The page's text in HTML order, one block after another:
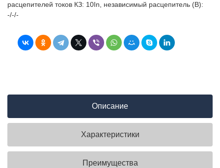
расцепителей токов КЗ: 10In, независимый расцепитель (В):
-/-/-
Описание
Характеристики
Преимущества